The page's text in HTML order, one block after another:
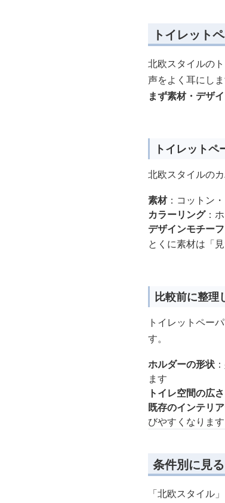
トイレット
北欧スタイルの
声をよく耳にしま
まず素材・デザ
トイレット
北欧スタイルの
素材：コットン
カラーリング：
デザインモチーフ
とくに素材は「
比較前に整理
トイレットペー
す。
ホルダーの形状
ます
トイレ空間の広さ
既存のインテリ
びやすくなります
条件別に見
「北欧スタイル